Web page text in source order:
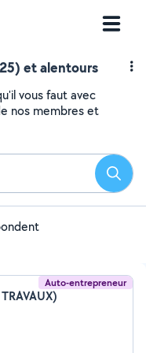
et alentours
vous faut avec
nos membres et
Auto-entrepreneur